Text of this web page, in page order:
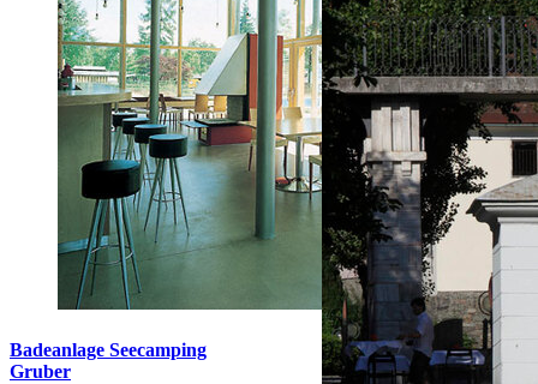
Badeanlage Seecamping
Gruber